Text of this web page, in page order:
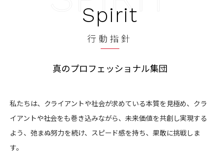
Spirit
行動指針
真のプロフェッショナル集団
私たちは、クライアントや社会が求めている本質を見極め、クラ
イアントや社会をも巻き込みながら、未来価値を共創し実現する
よう、弛まぬ努力を続け、スピード感を持ち、果敢に挑戦しま
す。